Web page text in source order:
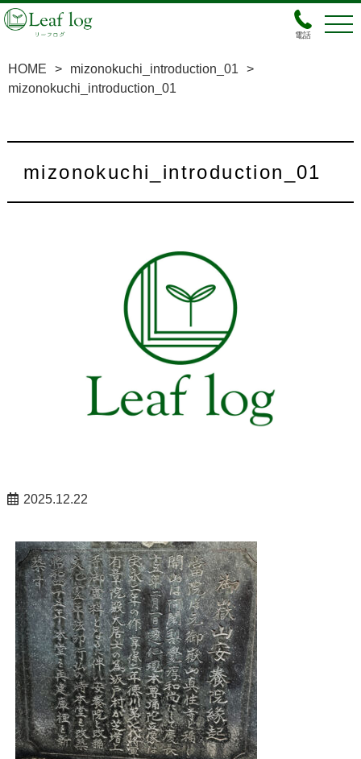
電話
HOME > mizonokuchi_introduction_01
>
mizonokuchi_introduction_01
mizonokuchi_introduction_01
2025.12.22